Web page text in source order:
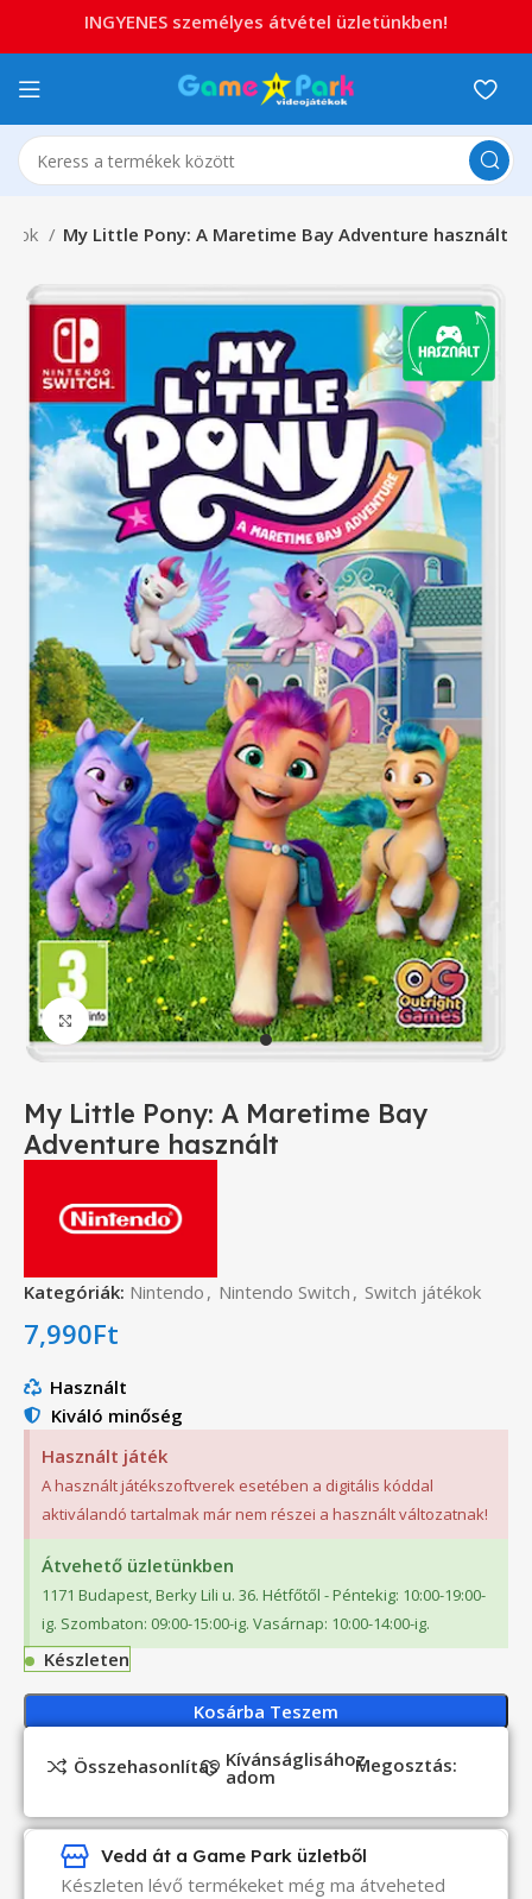
My Little Pony: A Maretime Bay Adventure használt
Click to enlarge
My Little Pony: A Maretime Bay
Adventure használt
Kategóriák: Nintendo , Nintendo Switch , Switch játékok
7,990Ft
Használt
Kiváló minőség
Használt játék
A használt játékszoftverek esetében a digitális kóddal
aktiválandó tartalmak már nem részei a használt változatnak!
Átvehető üzletünkben
1171 Budapest, Berky Lili u. 36. Hétfőtől - Péntekig: 10:00-19:00-
ig. Szombaton: 09:00-15:00-ig. Vasárnap: 10:00-14:00-ig.
Készleten
Kosárba Teszem
Összehasonlítás Kívánságlisához
adom Megosztás:
Vedd át a Game Park üzletből
Készleten lévő termékeket még ma átveheted
INGYENES személyes átvétel üzletünkben!